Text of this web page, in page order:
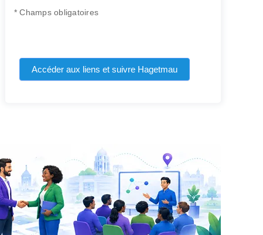
* Champs obligatoires
Accéder aux liens et suivre Hagetmau